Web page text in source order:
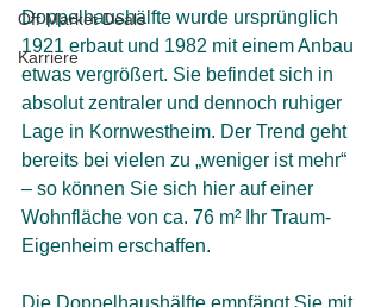
Off Market Deals
Karriere
Doppelhaushälfte wurde ursprünglich
1921 erbaut und 1982 mit einem Anbau
etwas vergrößert. Sie befindet sich in
absolut zentraler und dennoch ruhiger
Lage in Kornwestheim. Der Trend geht
bereits bei vielen zu „weniger ist mehr“
– so können Sie sich hier auf einer
Wohnfläche von ca. 76 m² Ihr Traum-
Eigenheim erschaffen.
Die Doppelhaushälfte empfängt Sie mit